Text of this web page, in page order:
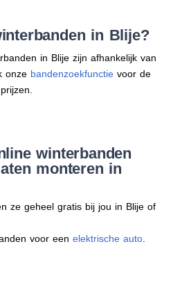
in Blije?
in Blije zijn afhankelijk van
onze bandenzoekfunctievoor de
winterbanden
monteren in
ze geheel gratis bij jou in Blije of
voor een elektrische auto.